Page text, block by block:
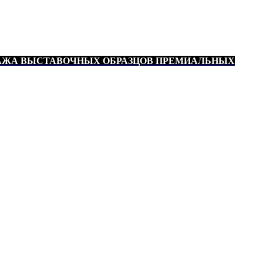
ВЫСТАВОЧНЫХ ОБРАЗЦОВ ПРЕМИАЛЬНЫХ